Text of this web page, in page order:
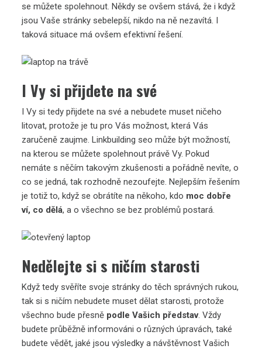
se můžete spolehnout. Někdy se ovšem stává, že i když
jsou Vaše stránky sebelepší, nikdo na ně nezavítá. I
taková situace má ovšem efektivní řešení.
I Vy si přijdete na své
I Vy si tedy přijdete na své a nebudete muset ničeho
litovat, protože je tu pro Vás možnost, která Vás
zaručeně zaujme.Linkbuilding seo může být možností,
na kterou se můžete spolehnout právě Vy. Pokud
nemáte s něčím takovým zkušenosti a pořádně nevíte, o
co se jedná, tak rozhodně nezoufejte. Nejlepším řešením
je totiž to, když se obrátíte na někoho, kdo moc dobře
ví, co dělá, a o všechno se bez problémů postará.
Nedělejte si s ničím starosti
Když tedy svěříte svoje stránky do těch správných rukou,
tak si s ničím nebudete muset dělat starosti, protože
všechno bude přesně podle Vašich představ. Vždy
budete průběžně informováni o různých úpravách, také
budete vědět, jaké jsou výsledky a návštěvnost Vašich